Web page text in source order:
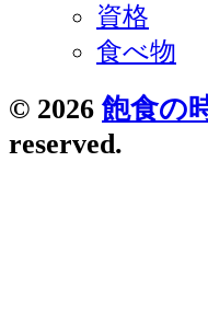
資格
食べ物
© 2026 飽食の
reserved.